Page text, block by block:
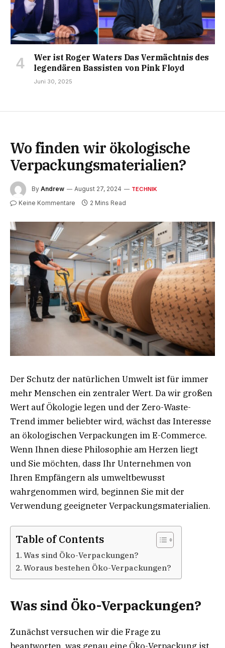
Wer ist Roger Waters Das Vermächtnis des
legendären Bassisten von Pink Floyd
Juni 30, 2025
Wo finden wir ökologische
Verpackungsmaterialien?
By Andrew August 27, 2024 TECHNIK
Keine Kommentare 2 Mins Read
Der Schutz der natürlichen Umwelt ist für immer
mehr Menschen ein zentraler Wert. Da wir großen
Wert auf Ökologie legen und der Zero-Waste-
Trend immer beliebter wird, wächst das Interesse
an ökologischen Verpackungen im E-Commerce.
Wenn Ihnen diese Philosophie am Herzen liegt
und Sie möchten, dass Ihr Unternehmen von
Ihren Empfängern als umweltbewusst
wahrgenommen wird, beginnen Sie mit der
Verwendung geeigneter Verpackungsmaterialien.
Table of Contents
Was sind Öko-Verpackungen?
Woraus bestehen Öko-Verpackungen?
Was sind Öko-Verpackungen?
Zunächst versuchen wir die Frage zu